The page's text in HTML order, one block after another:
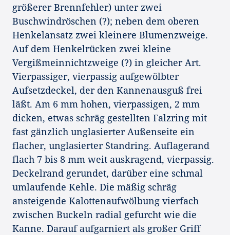
größerer Brennfehler) unter zwei
Buschwindröschen (?); neben dem oberen
Henkelansatz zwei kleinere Blumenzweige.
Auf dem Henkelrücken zwei kleine
Vergißmeinnichtzweige (?) in gleicher Art.
Vierpassiger, vierpassig aufgewölbter
Aufsetzdeckel, der den Kannenausguß frei
läßt. Am 6 mm hohen, vierpassigen, 2 mm
dicken, etwas schräg gestellten Falzring mit
fast gänzlich unglasierter Außenseite ein
flacher, unglasierter Standring. Auflagerand
flach 7 bis 8 mm weit auskragend, vierpassig.
Deckelrand gerundet, darüber eine schmal
umlaufende Kehle. Die mäßig schräg
ansteigende Kalottenaufwölbung vierfach
zwischen Buckeln radial gefurcht wie die
Kanne. Darauf aufgarniert als großer Griff